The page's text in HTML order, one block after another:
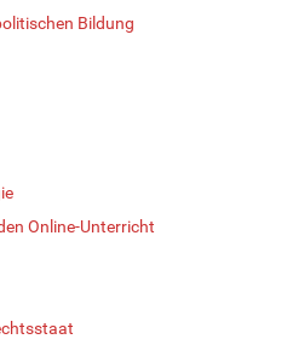
Bildung
Online-Unterricht